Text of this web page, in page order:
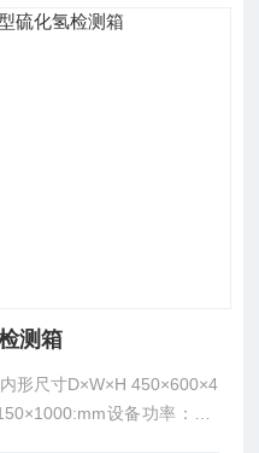
测箱
形尺寸D×W×H 450×600×4
设备功率：2.0